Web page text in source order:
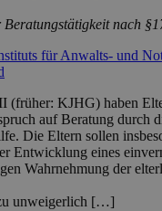
Beratungstätigkeit nach
für Anwalts- und
(früher: KJHG) haben
auf Beratung durch
Die Eltern sollen
Entwicklung eines
Wahrnehmung der
unweigerlich […]